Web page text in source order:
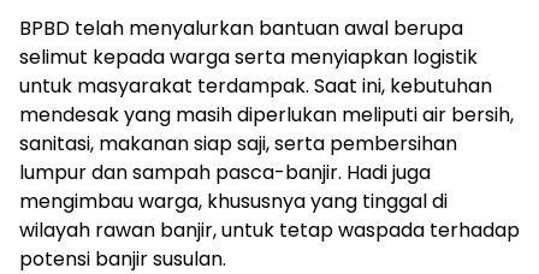
BPBD telah menyalurkan bantuan awal berupa
selimut kepada warga serta menyiapkan logistik
untuk masyarakat terdampak. Saat ini, kebutuhan
mendesak yang masih diperlukan meliputi air bersih,
sanitasi, makanan siap saji, serta pembersihan
lumpur dan sampah pasca-banjir. Hadi juga
mengimbau warga, khususnya yang tinggal di
wilayah rawan banjir, untuk tetap waspada terhadap
potensi banjir susulan.